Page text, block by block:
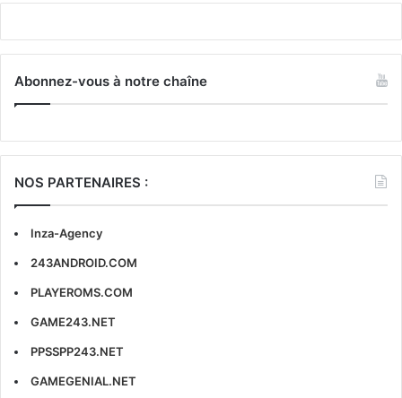
Abonnez-vous à notre chaîne
NOS PARTENAIRES :
Inza-Agency
243ANDROID.COM
PLAYEROMS.COM
GAME243.NET
PPSSPP243.NET
GAMEGENIAL.NET